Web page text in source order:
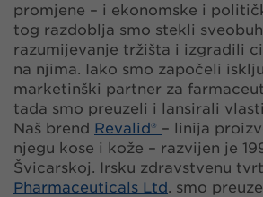
promjene – i ekonomske i
tog razdoblja smo stekli
razumijevanje tržišta i izgradili
na njima. Iako smo započeli
marketinški partner za
tada smo preuzeli i lansirali
Naš brend Revalid® – linija
njegu kose i kože – razvijen je
Švicarskoj. Irsku zdravstvenu
Pharmaceuticals Ltd. smo